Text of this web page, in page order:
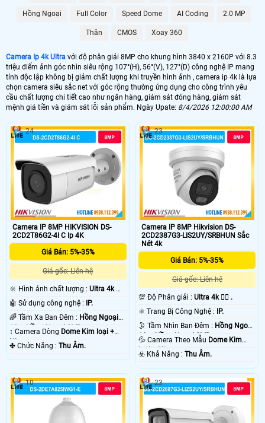
Hồng Ngoại Full Color Speed Dome AI Coding 2.0 MP
Thân CMOS Xoay 360
Camera Ip 4k Ultra với độ phân giải 8MP cho khung hình 3840 x 2160P với 8.3
triệu điểm ảnh góc nhìn siêu rộng 107°(H), 56°(V), 127°(D) công nghệ IP mang
tính độc lập không bị giảm chất lượng khi truyền hình ảnh , camera ip 4k là lựa
chọn camera siêu sắc net với góc rộng thường ứng dụng cho công trình yêu
cầu chất lượng chi tiết cao như ngân hàng, giám sát đóng hàng, giám sát
mệnh giá tiền và giám sát lỗi sản phẩm. Ngày Upate: 8/4/2026 12:00:00 AM
Camera IP 8MP HIKVISION DS-
2CD2T86G2-4I C Ip 4K
Giá Bán: 5%-35%
Giá gốc: Liên hệ
🔆 Hình ảnh chất lượng : Ultra 4k 👍🏾
.
🤖️ Sử dụng công nghệ :
IP.
🌈 Tầm Xa Ban Đêm : Hồng Ngoại
10m Hồng Ngoại SMD.
↕️ Camera Dòng Dome Kim loại +
Nhựa.
️✤ Chức Năng : Thu Âm.
24
Camera IP 8MP Hikvision DS-
2CD2387G3-LIS2UY/SRBHUN Sắc
Nét 4k
Giá Bán: 5%-35%
Giá gốc: Liên hệ
💯 Độ Phân giải :Ultra 4k 👍🏾 .
⚛️ Trang Bị Công Nghệ :
IP.
🌛 Tầm Nhìn Ban Đêm : Hồng Ngoại
10m Hồng Ngoại SMD.
💦 Camera Theo Mẫu Dome Kim
loại + Nhựa.
️☣️ Khả Năng :Thu Âm.
23
10 23